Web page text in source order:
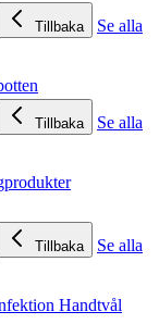
Tillbaka
Se alla
Tillbaka
Se alla
Tillbaka
Se alla
Handtvål